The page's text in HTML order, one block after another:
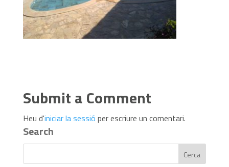
Submit a Comment
Heu d'iniciar la sessió per escriure un comentari.
Search